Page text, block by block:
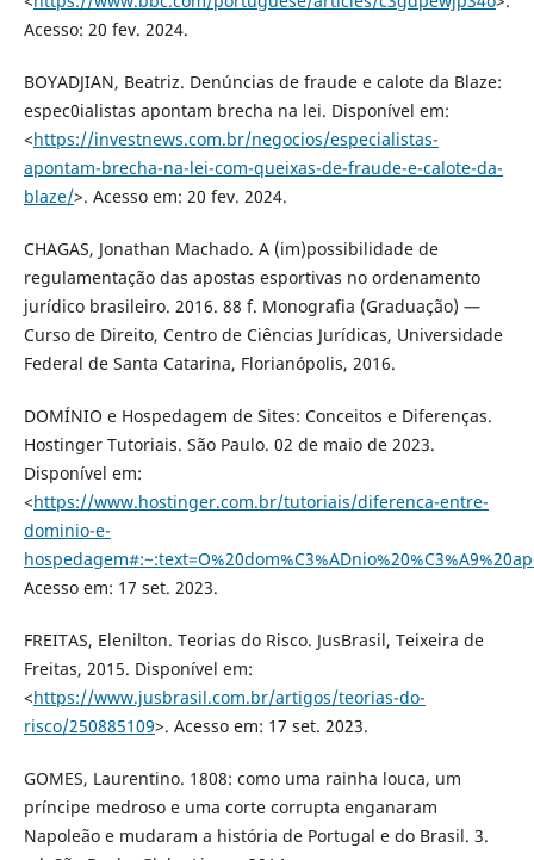
Acesso: 20 fev. 2024.
BOYADJIAN, Beatriz. Denúncias de fraude e calote da Blaze:
espec0ialistas apontam brecha na lei. Disponível em:
<https://investnews.com.br/negocios/especialistas-
apontam-brecha-na-lei-com-queixas-de-fraude-e-calote-da-
blaze/>. Acesso em: 20 fev. 2024.
CHAGAS, Jonathan Machado. A (im)possibilidade de
regulamentação das apostas esportivas no ordenamento
jurídico brasileiro. 2016. 88 f. Monografia (Graduação) —
Curso de Direito, Centro de Ciências Jurídicas, Universidade
Federal de Santa Catarina, Florianópolis, 2016.
DOMÍNIO e Hospedagem de Sites: Conceitos e Diferenças.
Hostinger Tutoriais. São Paulo. 02 de maio de 2023.
Disponível em:
<https://www.hostinger.com.br/tutoriais/diferenca-entre-
dominio-e-
Acesso em: 17 set. 2023.
FREITAS, Elenilton. Teorias do Risco. JusBrasil, Teixeira de
Freitas, 2015. Disponível em:
<https://www.jusbrasil.com.br/artigos/teorias-do-
risco/250885109>. Acesso em: 17 set. 2023.
GOMES, Laurentino. 1808: como uma rainha louca, um
príncipe medroso e uma corte corrupta enganaram
Napoleão e mudaram a história de Portugal e do Brasil. 3.